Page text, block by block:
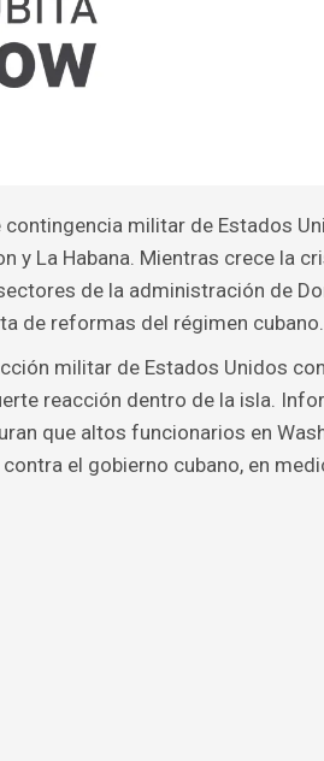
militar de Estados
y La Habana. Mientras crece la
de la administración de
de reformas del régimen cubano.
militar de Estados Unidos
reacción dentro de la isla.
que altos funcionarios en
el gobierno cubano, en